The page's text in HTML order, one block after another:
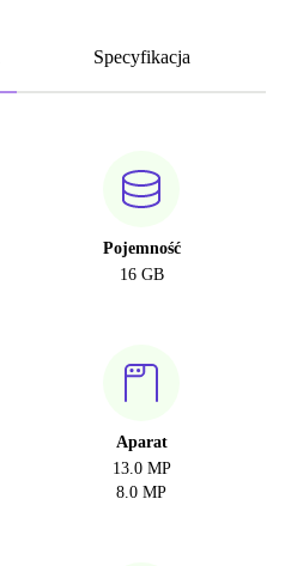
Specyfikacja
Pojemność
16 GB
Aparat
13.0 MP
8.0 MP